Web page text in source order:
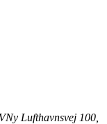
Ny Lufthavnsvej 100,